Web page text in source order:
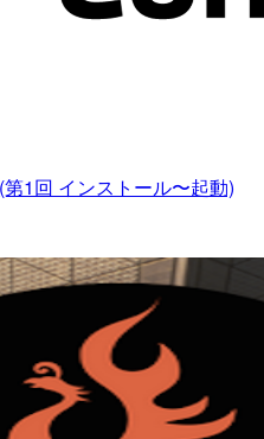
1回 インストール〜起動)